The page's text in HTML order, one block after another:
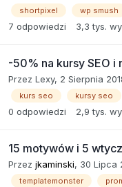
shortpixel wp smush
7 odpowiedzi 3,3 tys.
-50% na kursy SEO i
Przez Lexy, 2 Sierpnia
kurs seo kursy seo
0 odpowiedzi 2,9 tys.
15 motywów i 5
Przez jkaminski, 30 Lipca
templatemonster